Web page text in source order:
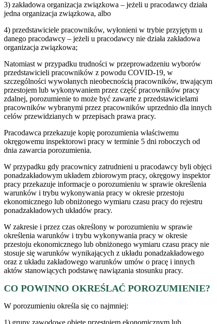
3) zakładowa organizacja związkowa – jeżeli u pracodawcy działa
jedna organizacja związkowa, albo
4) przedstawiciele pracowników, wyłonieni w trybie przyjętym u
danego pracodawcy – jeżeli u pracodawcy nie działa zakładowa
organizacja związkowa;
Natomiast w przypadku trudności w przeprowadzeniu wyborów
przedstawicieli pracowników z powodu COVID-19, w
szczególności wywołanych nieobecnością pracowników, trwającym
przestojem lub wykonywaniem przez część pracowników pracy
zdalnej, porozumienie to może być zawarte z przedstawicielami
pracowników wybranymi przez pracowników uprzednio dla innych
celów przewidzianych w przepisach prawa pracy.
Pracodawca przekazuje kopię porozumienia właściwemu
okręgowemu inspektorowi pracy w terminie 5 dni roboczych od
dnia zawarcia porozumienia.
W przypadku gdy pracownicy zatrudnieni u pracodawcy byli objęci
ponadzakładowym układem zbiorowym pracy, okręgowy inspektor
pracy przekazuje informacje o porozumieniu w sprawie określenia
warunków i trybu wykonywania pracy w okresie przestoju
ekonomicznego lub obniżonego wymiaru czasu pracy do rejestru
ponadzakładowych układów pracy.
W zakresie i przez czas określony w porozumieniu w sprawie
określenia warunków i trybu wykonywania pracy w okresie
przestoju ekonomicznego lub obniżonego wymiaru czasu pracy nie
stosuje się warunków wynikających z układu ponadzakładowego
oraz z układu zakładowego warunków umów o pracę i innych
aktów stanowiących podstawę nawiązania stosunku pracy.
CO POWINNO OKREŚLAĆ POROZUMIENIE?
W porozumieniu określa się co najmniej:
1) grupy zawodowe objęte przestojem ekonomicznym lub